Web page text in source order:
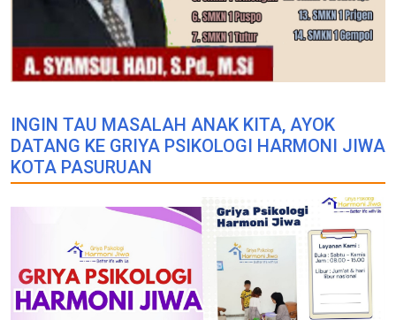
INGIN TAU MASALAH ANAK KITA, AYOK
DATANG KE GRIYA PSIKOLOGI HARMONI JIWA
KOTA PASURUAN